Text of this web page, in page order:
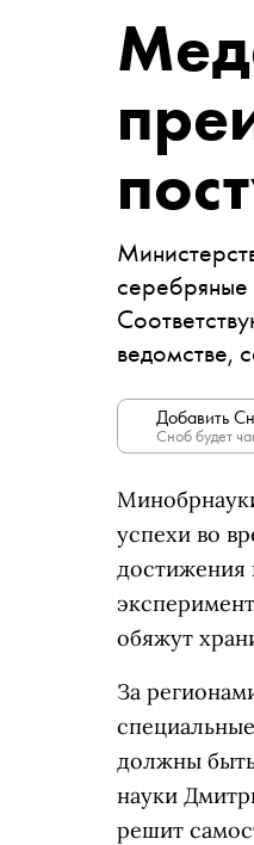
серебряные
ведомстве,
Добавить
Сноб будет
успехи во
достижения
обяжут
За
должны
науки
решит